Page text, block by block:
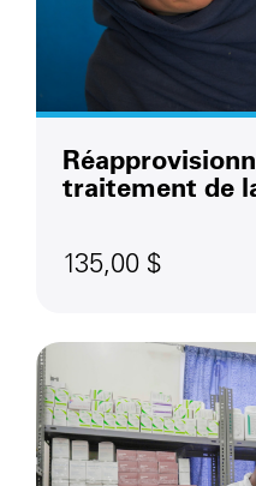
traitement de
135,00 $